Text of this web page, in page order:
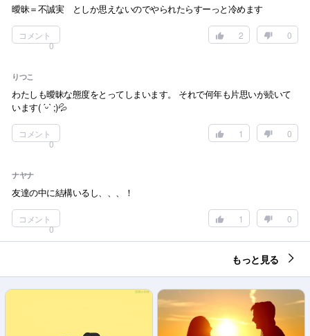
曖昧＝不誠実 としか思えないのでやられたらすーっと冷めます
コメント
0
0
2
りつこ
わたしも曖昧な態度をとってしまいます。 それで何年も片思いが続いて
います( ˊᵕˋ ;)💦
コメント
0
0
1
ナヤナ
友達の中に結構いるし、、、！
コメント
0
0
1
もっと見る